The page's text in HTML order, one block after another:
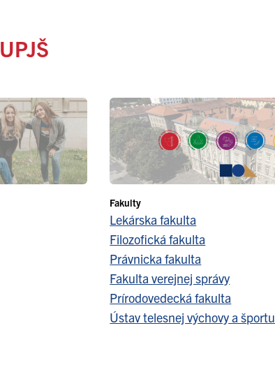
Fakulty
Lekárska fakulta
Filozofická fakulta
Právnicka fakulta
Fakulta verejnej správy
Prírodovedecká fakulta
Ústav telesnej výchovy a športu